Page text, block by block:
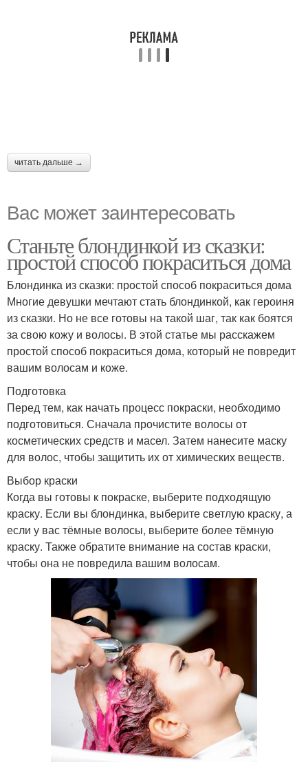
читать дальше →
Вас может заинтересовать
Станьте блондинкой из сказки:
простой способ покраситься дома
Блондинка из сказки: простой способ покраситься дома
Многие девушки мечтают стать блондинкой, как героиня
из сказки. Но не все готовы на такой шаг, так как боятся
за свою кожу и волосы. В этой статье мы расскажем
простой способ покраситься дома, который не повредит
вашим волосам и коже.
Подготовка
Перед тем, как начать процесс покраски, необходимо
подготовиться. Сначала прочистите волосы от
косметических средств и масел. Затем нанесите маску
для волос, чтобы защитить их от химических веществ.
Выбор краски
Когда вы готовы к покраске, выберите подходящую
краску. Если вы блондинка, выберите светлую краску, а
если у вас тёмные волосы, выберите более тёмную
краску. Также обратите внимание на состав краски,
чтобы она не повредила вашим волосам.